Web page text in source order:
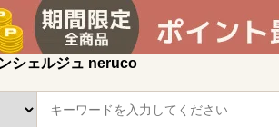
シェルジュ neruco